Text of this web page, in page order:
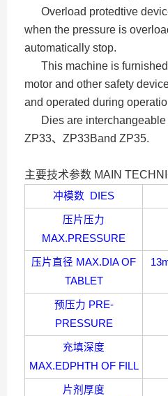
Overload protedtive
when the pressure is
automatically stop.
This machine is furnished
motor and other safety
and operated during
Dies are interchangeable
ZP33、 ZP33Band ZP35.
主要技术参数 MAIN
冲模数 DIES
压片压力
MAX.PRESSURE
压片直径 MAX.DIA OF
TABLET
预压力 PRE-
PRESSURE
充填深度
MAX.EDPHTH OF FILL
片剂厚度